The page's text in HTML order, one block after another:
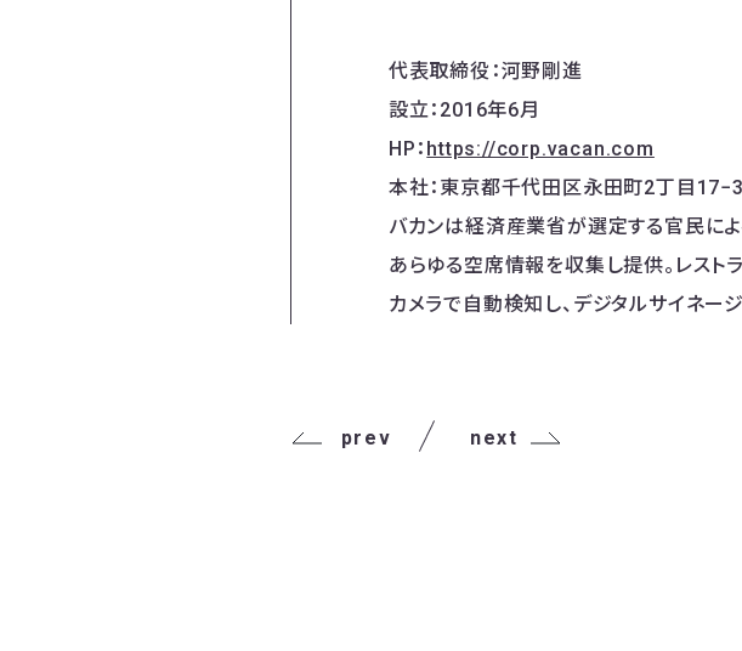
代表取締役：河野剛進
設立：2016年6月
HP： https://corp.vacan.com
本社：東京都千代田区永田町2丁目
バカンは経済産業省が選定する官民に
あらゆる空席情報を収集し提供。レスト
カメラで自動検知し、デジタルサイネー
prev next